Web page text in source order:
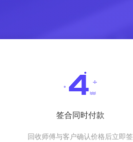
签合同时付款
回收师傅与客户确认价格后立即签